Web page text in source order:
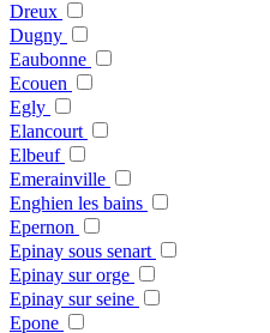
Dreux
Dugny
Eaubonne
Ecouen
Egly
Elancourt
Elbeuf
Emerainville
Enghien les bains
Epernon
Epinay sous senart
Epinay sur orge
Epinay sur seine
Epone